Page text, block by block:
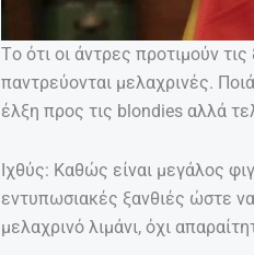
Tο ότι οι άντρες προτιμούν τις
παντρεύονται μελαχρινές.
έλξη προς τις blondies αλλά
Iχθύς: Καθώς είναι μεγάλος
εντυπωσιακές ξανθιές ώστε
μελαχρινό λιμάνι, όχι